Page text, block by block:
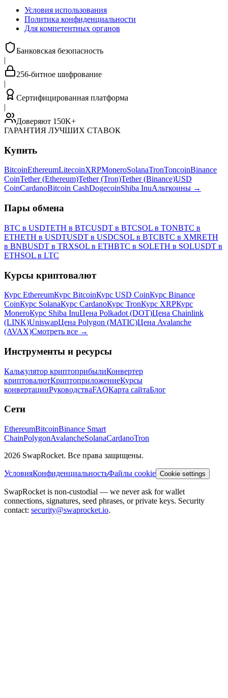
Условия использования
Политика конфиденциальности
Для компетентных органов
Банковская безопасность
|
256-битное шифрование
|
Сертифицированная платформа
|
Доверяют 150K+
ГАРАНТИЯ ЛУЧШИХ СТАВОК
Купить
BitcoinEthereumLitecoinXRPMoneroSolanaTronToncoinBinance
CoinTether (Ethereum)Tether (Tron)Tether (Binance)USD
CoinCardanoBitcoin CashDogecoinShiba InuАльткоины →
Пары обмена
BTC в USDTETH в BTCUSDT в BTCSOL в TONBTC в
ETHETH в USDTUSDT в USDCSOL в BTCBTC в XMRETH
в BNBUSDT в TRXSOL в ETHBTC в SOLETH в SOLUSDT в
ETHSOL в LTC
Курсы криптовалют
Курс EthereumКурс BitcoinКурс USD CoinКурс Binance
CoinКурс SolanaКурс CardanoКурс TronКурс XRPКурс
MoneroКурс Shiba InuЦена Polkadot (DOT)Цена Chainlink
(LINK)UniswapЦена Polygon (MATIC)Цена Avalanche
(AVAX)Смотреть все →
Инструменты и ресурсы
Калькулятор криптоприбылиКонвертер
криптовалютКриптоприложениеКурсы
конвертацииРуководстваFAQКарта сайтаБлог
Сети
EthereumBitcoinBinance Smart
ChainPolygonAvalancheSolanaCardanoTron
2026 SwapRocket. Все права защищены.
УсловияКонфиденциальностьФайлы cookie Cookie settings
SwapRocket is non-custodial — we never ask for wallet
connections, signatures, seed phrases, or private keys. Security
contact: security@swaprocket.io.